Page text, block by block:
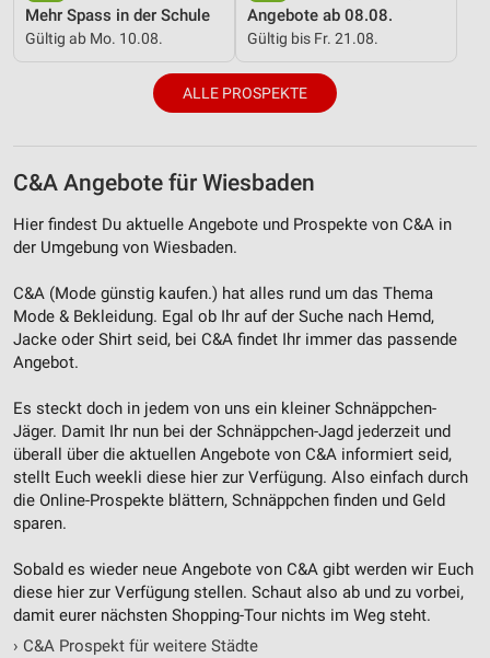
Mehr Spass in der Schule
Gültig ab Mo. 10.08.
Angebote ab 08.08.
Gültig bis Fr. 21.08.
ALLE PROSPEKTE
C&A Angebote für Wiesbaden
Hier findest Du aktuelle Angebote und Prospekte von C&A in
der Umgebung von Wiesbaden.
C&A (Mode günstig kaufen.) hat alles rund um das Thema
Mode & Bekleidung. Egal ob Ihr auf der Suche nach Hemd,
Jacke oder Shirt seid, bei C&A findet Ihr immer das passende
Angebot.
Es steckt doch in jedem von uns ein kleiner Schnäppchen-
Jäger. Damit Ihr nun bei der Schnäppchen-Jagd jederzeit und
überall über die aktuellen Angebote von C&A informiert seid,
stellt Euch weekli diese hier zur Verfügung. Also einfach durch
die Online-Prospekte blättern, Schnäppchen finden und Geld
sparen.
Sobald es wieder neue Angebote von C&A gibt werden wir Euch
diese hier zur Verfügung stellen. Schaut also ab und zu vorbei,
damit eurer nächsten Shopping-Tour nichts im Weg steht.
› C&A Prospekt für weitere Städte